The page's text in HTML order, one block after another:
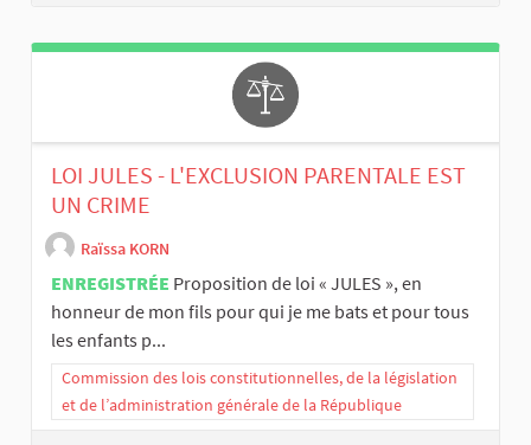
LOI JULES - L'EXCLUSION PARENTALE EST
UN CRIME
Raïssa KORN
ENREGISTRÉE Proposition de loi « JULES », en
honneur de mon fils pour qui je me bats et pour tous
les enfants p...
Commission des lois constitutionnelles, de la législation
et de l’administration générale de la République